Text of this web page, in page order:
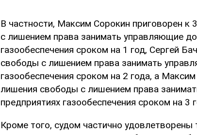
В частности, Максим Сорокин приговорен
с лишением права занимать управляющие
газообеспечения сроком на 1 год, Сергей
свободы с лишением права занимать
газообеспечения сроком на 2 года, а
лишения свободы с лишением права
предприятиях газообеспечения сроком на 3
Кроме того, судом частично удовлетворены